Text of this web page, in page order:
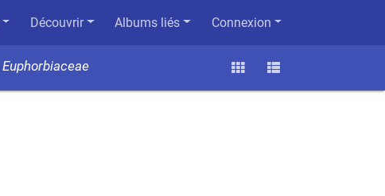
Découvrir Albums liés Connexion
Euphorbiaceae